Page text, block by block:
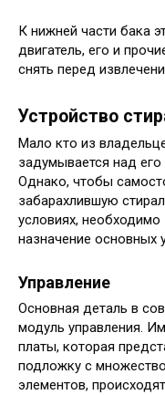
К нижней части бака
двигатель, его и
снять перед
Устройство
Мало кто из
задумывается над
Однако, чтобы
забарахлившую
условиях, необходимо
назначение основных
Управление
Основная деталь в
модуль управления.
платы, которая
подложку с
элементов,